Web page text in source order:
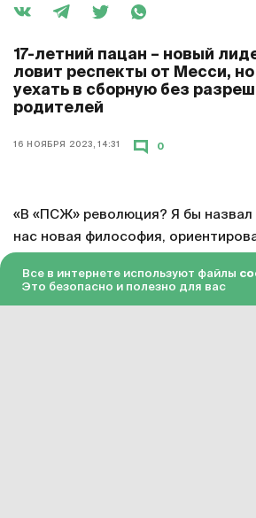
17-летний пацан – новый
ловит респекты от Месси,
уехать в сборную без
родителей
16 НОЯБРЯ 2023, 14:31 0
«В «ПСЖ» революция? Я бы
нас новая философия,
Проект строится медленно. Затем
тренировочный центр, который
Все в интернете используют файлы
Это безопасно и полезно для вас